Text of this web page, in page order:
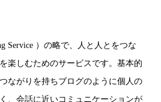
Service ）の略で、人と人とをつな
楽しむためのサービスです。基本的
ながりを持ちブログのように個人の
、会話に近いコミュニケーションが